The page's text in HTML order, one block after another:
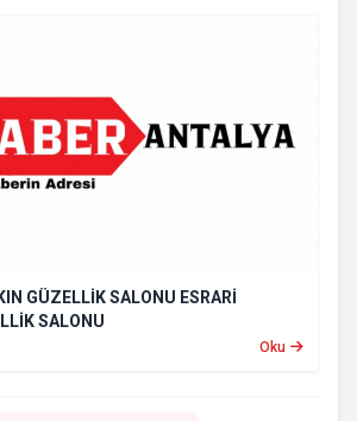
GÜZELLİK SALONU ESRARİ
SALONU
Oku